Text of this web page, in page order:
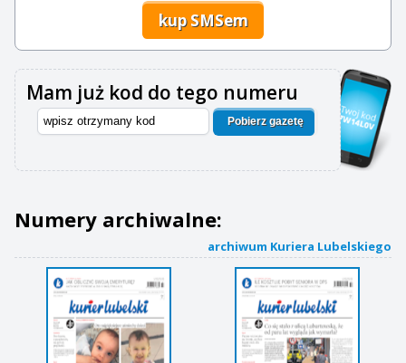
kup SMSem
Mam już kod do tego numeru
Pobierz gazetę
Numery archiwalne:
archiwum Kuriera Lubelskiego